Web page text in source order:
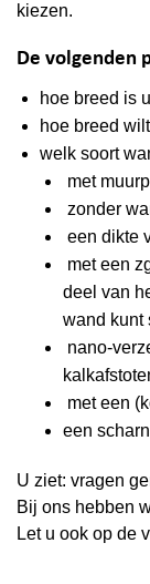
kiezen.
De volgenden
hoe breed is
hoe breed
welk soort
met
zonder
een dikte
met een
deel van
wand kunt
nano-
met een
een
U ziet: vragen
Bij ons hebben
Let u ook op de